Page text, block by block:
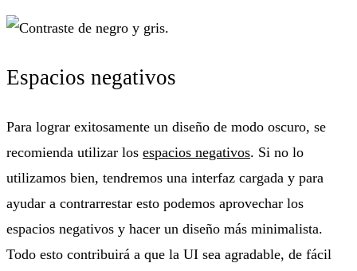
Espacios negativos
Para lograr exitosamente un diseño de modo oscuro, se
recomienda utilizar los espacios negativos. Si no lo
utilizamos bien, tendremos una interfaz cargada y para
ayudar a contrarrestar esto podemos aprovechar los
espacios negativos y hacer un diseño más minimalista.
Todo esto contribuirá a que la UI sea agradable, de fácil